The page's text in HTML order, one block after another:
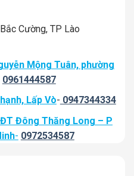
Cường, TP Lào
Mộng Tuân, phường
0961444587
Lấp Vò- 0947344334
Đông Thăng Long – P
- 0972534587